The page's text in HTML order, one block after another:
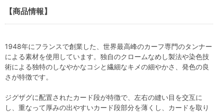
【商品情報】
1948年にフランスで創業した、世界最高峰のカーフ専門のタンナー
による素材を使用しています。独自のクロームなめし製法や染色技
術による独特のしなやかなコシと繊細なキメの細やかさ、発色の良
さが特徴です。
ジグザグに配置されたカード段が特徴で、左右の縫い目を交互に
し、重なって厚みの出やすいカード段部分を薄くし、カードを取り